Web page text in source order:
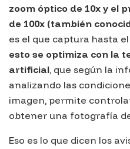
zoom óptico de 10x y el
de 100x (también
es el que captura hasta
esto se optimiza con la
artificial, que según la
analizando las
imagen, permite
obtener una fotografía
Eso es lo que dicen los